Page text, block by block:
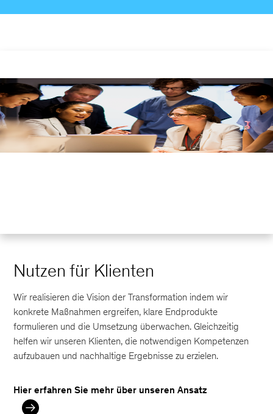
Nutzen für Klienten
Wir realisieren die Vision der Transformation indem wir
konkrete Maßnahmen ergreifen, klare Endprodukte
formulieren und die Umsetzung überwachen. Gleichzeitig
helfen wir unseren Klienten, die notwendigen Kompetenzen
aufzubauen und nachhaltige Ergebnisse zu erzielen.
Hier erfahren Sie mehr über unseren Ansatz